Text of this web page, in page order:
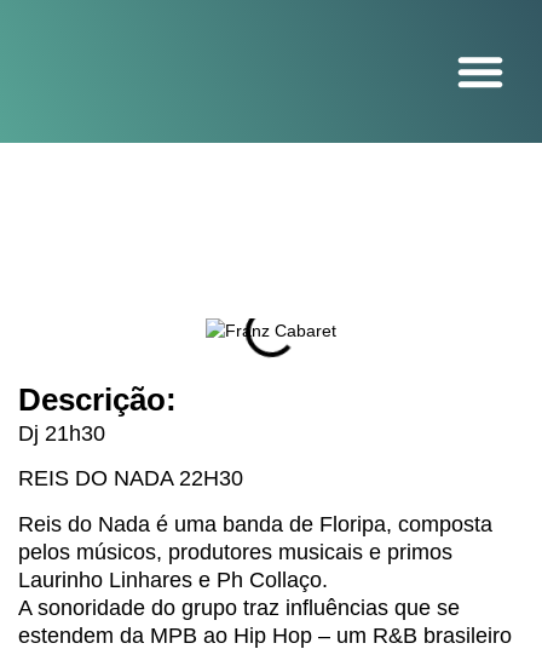
Descrição:
Dj 21h30
REIS DO NADA 22H30
Reis do Nada é uma banda de Floripa, composta
pelos músicos, produtores musicais e primos
Laurinho Linhares e Ph Collaço.
A sonoridade do grupo traz influências que se
estendem da MPB ao Hip Hop – um R&B brasileiro